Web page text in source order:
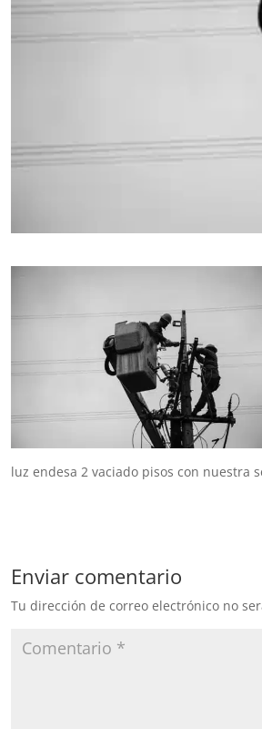
luz endesa 2 vaciado pisos con nuestra
Enviar comentario
Tu dirección de correo electrónico no